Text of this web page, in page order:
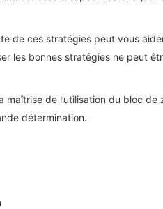
de ces stratégies peut vous
les bonnes stratégies ne peut
maîtrise de l’utilisation du bloc
détermination.